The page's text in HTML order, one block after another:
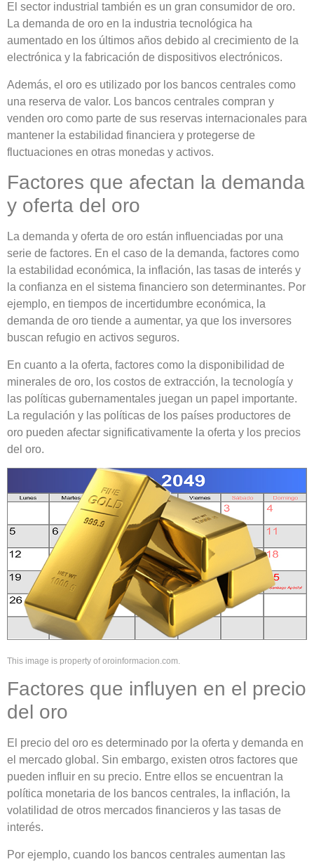
El sector industrial también es un gran consumidor de oro.
La demanda de oro en la industria tecnológica ha
aumentado en los últimos años debido al crecimiento de la
electrónica y la fabricación de dispositivos electrónicos.
Además, el oro es utilizado por los bancos centrales como
una reserva de valor. Los bancos centrales compran y
venden oro como parte de sus reservas internacionales para
mantener la estabilidad financiera y protegerse de
fluctuaciones en otras monedas y activos.
Factores que afectan la demanda
y oferta del oro
La demanda y oferta de oro están influenciadas por una
serie de factores. En el caso de la demanda, factores como
la estabilidad económica, la inflación, las tasas de interés y
la confianza en el sistema financiero son determinantes. Por
ejemplo, en tiempos de incertidumbre económica, la
demanda de oro tiende a aumentar, ya que los inversores
buscan refugio en activos seguros.
En cuanto a la oferta, factores como la disponibilidad de
minerales de oro, los costos de extracción, la tecnología y
las políticas gubernamentales juegan un papel importante.
La regulación y las políticas de los países productores de
oro pueden afectar significativamente la oferta y los precios
del oro.
This image is property of oroinformacion.com.
Factores que influyen en el precio
del oro
El precio del oro es determinado por la oferta y demanda en
el mercado global. Sin embargo, existen otros factores que
pueden influir en su precio. Entre ellos se encuentran la
política monetaria de los bancos centrales, la inflación, la
volatilidad de otros mercados financieros y las tasas de
interés.
Por ejemplo, cuando los bancos centrales aumentan las